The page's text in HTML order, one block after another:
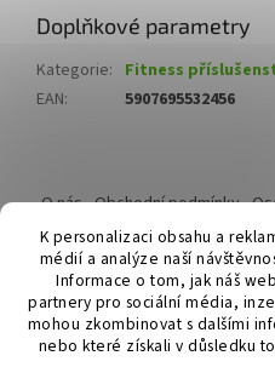
K personalizaci obsahu a
médií a analýze naší
Informace o tom, jak náš
partnery pro sociální média,
mohou zkombinovat s dalšími
nebo které získali v důsledku
Doplňkové parametry
Kategorie: Fitness
EAN: 5907695532456
á
p
O nás Obchodní podmínky